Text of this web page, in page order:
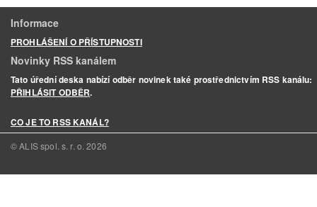
Informace
PROHLÁŠENÍ O PŘÍSTUPNOSTI
Novinky RSS kanálem
Tato úřední deska nabízí odběr novinek také prostřednictvím RSS kanálu:
PŘIHLÁSIT ODBĚR.
CO JE TO RSS KANÁL?
© ALIS spol. s. r. o.2026